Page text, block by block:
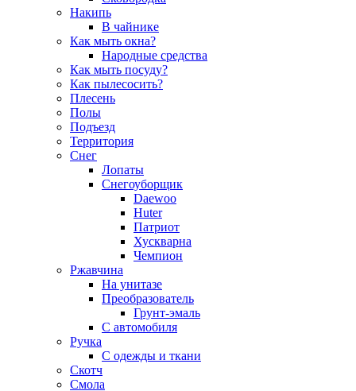
Накипь
В чайнике
Как мыть окна?
Народные средства
Как мыть посуду?
Как пылесосить?
Плесень
Полы
Подъезд
Территория
Снег
Лопаты
Снегоуборщик
Daewoo
Huter
Патриот
Хускварна
Чемпион
Ржавчина
На унитазе
Преобразователь
Грунт-эмаль
С автомобиля
Ручка
С одежды и ткани
Скотч
Смола